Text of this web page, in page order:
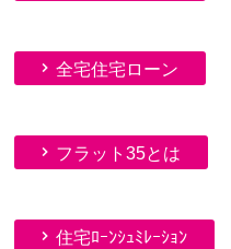
全宅住宅ローン
フラット35とは
住宅ﾛｰﾝｼｭﾐﾚｰｼｮﾝ